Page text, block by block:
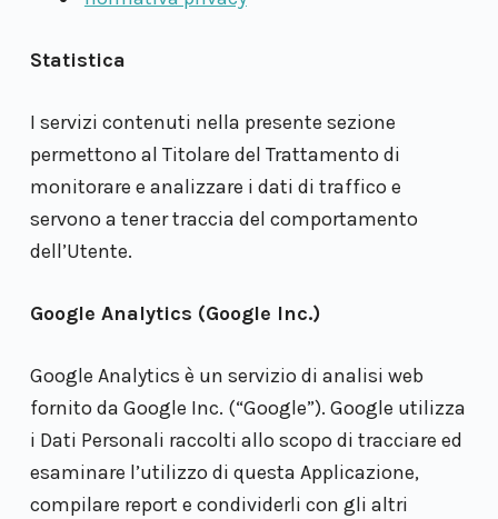
Statistica
I servizi contenuti nella presente sezione
permettono al Titolare del Trattamento di
monitorare e analizzare i dati di traffico e
servono a tener traccia del comportamento
dell’Utente.
Google Analytics (Google Inc.)
Google Analytics è un servizio di analisi web
fornito da Google Inc. (“Google”). Google utilizza
i Dati Personali raccolti allo scopo di tracciare ed
esaminare l’utilizzo di questa Applicazione,
compilare report e condividerli con gli altri